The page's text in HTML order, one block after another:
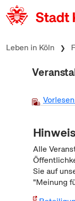
zum Inhalt springen
Leben in Köln
Alle
Sie auf
"Meinung